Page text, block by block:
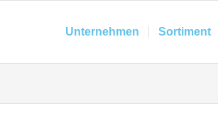
Unternehmen Sortiment